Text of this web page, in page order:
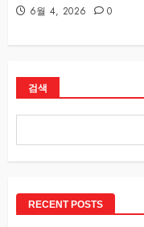
6월 4, 2026 0
검색
RECENT POSTS